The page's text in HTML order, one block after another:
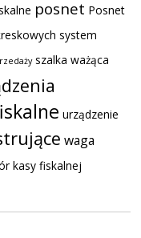
posnet Posnet
system
szalka ważąca
urządzenie
waga
kasy fiskalnej